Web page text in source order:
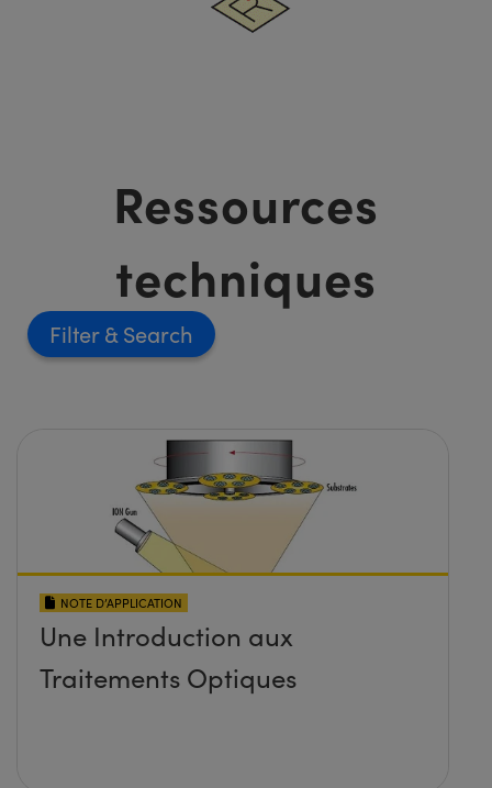
Ressources
techniques
Filter
NOTE D’APPLICATION
Une Introduction aux
Traitements Optiques